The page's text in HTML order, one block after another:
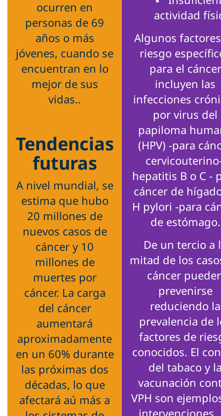
ocurren en
personas de 69
años o más
jóvenes, cuando se
encuentran en lo
mejor de sus
vidas..
Tendencias
futuras
A nivel mundial, se
estima que hubo
20 millones de
nuevos casos de
cáncer y 10
millones de
muertes por
cáncer. La carga
del cáncer
aumentará
aproximadamente
en un 60% durante
las próximas dos
décadas, lo que
afectará aú más a
actividad
Algunos
riesgo
para el cáncer
incluyen las
infecciones
por virus del
papiloma
(HPV) -para
hepatitis B o C -
cáncer de
H pylori -para
de estómago.
De un tercio a
mitad de los
cáncer
prevenirse
reduciendo la
prevalencia de
factores de
conocidos. El
del tabaco y
vacunación
VPH son